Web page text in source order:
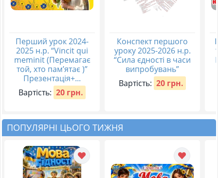
Перший урок 2024-
2025 н.р. “Vincit qui
meminit (Перемагає
той, хто пам’ятає )”
Презентація+...
Вартість: 20 грн.
Конспект першого
уроку 2025-2026 н.р.
“Сила єдності в часи
випробувань”
Вартість: 20 грн.
ПОПУЛЯРНІ ЦЬОГО ТИЖНЯ